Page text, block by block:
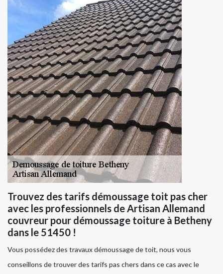
Trouvez des tarifs démoussage toit pas cher
avec les professionnels de Artisan Allemand
couvreur pour démoussage toiture à Betheny
dans le 51450 !
Vous possédez des travaux démoussage de toit, nous vous
conseillons de trouver des tarifs pas chers dans ce cas avec le